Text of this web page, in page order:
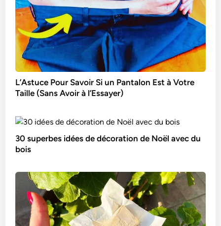
L’Astuce Pour Savoir Si un Pantalon Est à Votre
Taille (Sans Avoir à l’Essayer)
30 superbes idées de décoration de Noël avec du
bois